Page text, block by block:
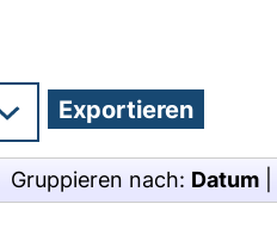
Gruppieren nach: Datum